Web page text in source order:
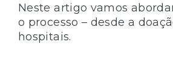
Neste artigo vamos
o processo – desde a
hospitais.